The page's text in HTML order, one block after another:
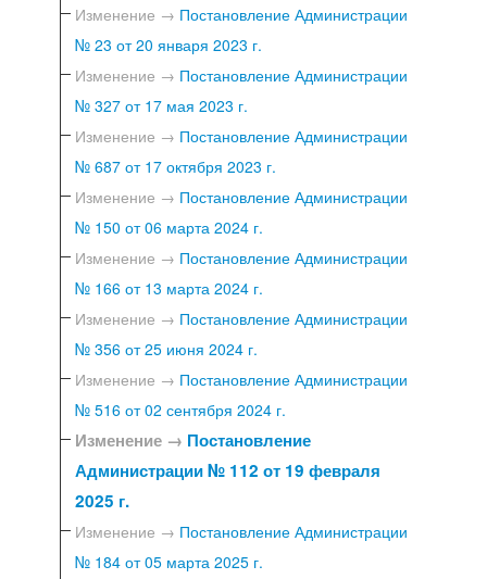
Изменение → Постановление Администрации
№ 23 от 20 января 2023 г.
Изменение → Постановление Администрации
№ 327 от 17 мая 2023 г.
Изменение → Постановление Администрации
№ 687 от 17 октября 2023 г.
Изменение → Постановление Администрации
№ 150 от 06 марта 2024 г.
Изменение → Постановление Администрации
№ 166 от 13 марта 2024 г.
Изменение → Постановление Администрации
№ 356 от 25 июня 2024 г.
Изменение → Постановление Администрации
№ 516 от 02 сентября 2024 г.
Изменение → Постановление
Администрации № 112 от 19 февраля
2025 г.
Изменение → Постановление Администрации
№ 184 от 05 марта 2025 г.